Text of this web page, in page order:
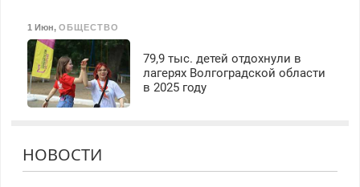
1 Июн, ОБЩЕСТВО
79,9 тыс. детей отдохнули в
лагерях Волгоградской области
в 2025 году
НОВОСТИ